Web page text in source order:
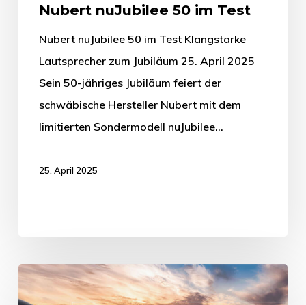
Nubert nuJubilee 50 im Test
Nubert nuJubilee 50 im Test Klangstarke
Lautsprecher zum Jubiläum 25. April 2025
Sein 50-jähriges Jubiläum feiert der
schwäbische Hersteller Nubert mit dem
limitierten Sondermodell nuJubilee…
25. April 2025